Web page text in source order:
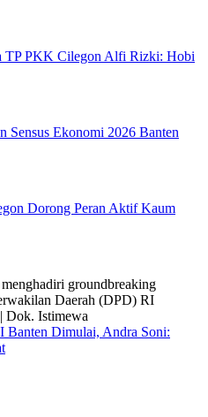
TP PKK Cilegon Alfi Rizki: Hobi
Sensus Ekonomi 2026 Banten
Dorong Peran Aktif Kaum
Banten Dimulai, Andra Soni: